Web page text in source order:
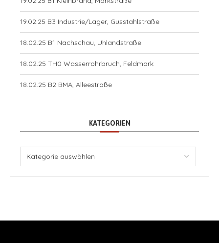
19.02.25 B3 Industrie/Lager, Gusstahlstraße
18.02.25 B1 Nachschau, Uhlandstraße
18.02.25 TH0 Wasserrohrbruch, Feldmark
18.02.25 B2 BMA, Alleestraße
KATEGORIEN